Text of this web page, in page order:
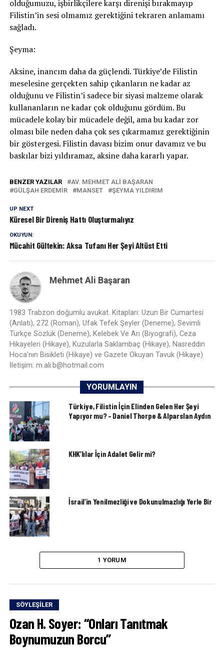
olduğumuzu, işbirlikçilere karşı direnişi bırakmayıp
Filistin’in sesi olmamız gerektiğini tekraren anlamamı
sağladı.
Şeyma:
Aksine, inancım daha da güçlendi. Türkiye’de Filistin
meselesine gerçekten sahip çıkanların ne kadar az
olduğunu ve Filistin’i sadece bir siyasi malzeme olarak
kullananların ne kadar çok olduğunu gördüm. Bu
mücadele kolay bir mücadele değil, ama bu kadar zor
olması bile neden daha çok ses çıkarmamız gerektiğinin
bir göstergesi. Filistin davası bizim onur davamız ve bu
baskılar bizi yıldıramaz, aksine daha kararlı yapar.
BENZER YAZILAR
AV. MEHMET ALI BAŞARAN
GÜLŞAH ERDEMIR
MANSET ŞEYMA YILDIRIM
UP NEXT
Küresel Bir Direniş Hattı Oluşturmalıyız
OKUYUN:
Mücahit Gültekin: Aksa Tufanı Her Şeyi Altüst Etti
Mehmet Ali Başaran
1983 Trabzon doğumlu avukat. Kitapları: Uzun Bir Cumartesi
(Anlatı), 272 (Roman), Ufak Tefek Şeyler (Deneme), Sevimli
Türkçe Sözlük (Deneme), Kelebek Ve Arı (Biyografi), Ceza
Hikayeleri (Hikaye), Kuzularla Saklambaç (Hikaye), Nasreddin
Hoca'nın Bisikleti (Hikaye) ve Gazete Okuyan Tavuk (Hikaye)
İletişim: m.ali.b@hotmail.com
YORUMLAYIN
Türkiye, Filistin İçin Elinden Gelen Her Şeyi
Yapıyor mu? – Daniel Thorpe & Alparslan Aydın
KHK’lılar İçin Adalet Gelir mi?
İsrail’in Yenilmezliği ve Dokunulmazlığı Yerle Bir
1 YORUM
SÖYLEŞILER
Ozan H. Soyer: “Onları Tanıtmak
Boynumuzun Borcu”